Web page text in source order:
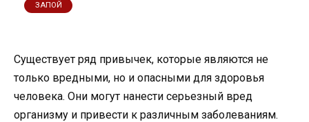
ЗАПОЙ
Существует ряд привычек, которые являются не
только вредными, но и опасными для здоровья
человека. Они могут нанести серьезный вред
организму и привести к различным заболеваниям.